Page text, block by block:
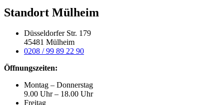
Standort Mülheim
Düsseldorfer Str. 179
45481 Mülheim
0208 / 99 89 22 90
Öffnungszeiten:
Montag – Donnerstag
9.00 Uhr – 18.00 Uhr
Freitag